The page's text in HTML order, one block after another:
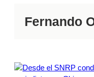
Fernando